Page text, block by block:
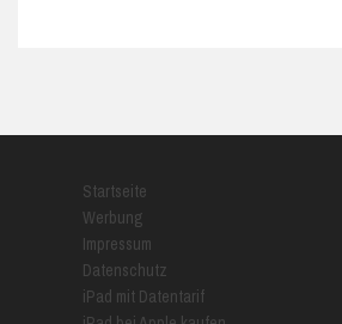
Startseite
Werbung
Impressum
Datenschutz
iPad mit Datentarif